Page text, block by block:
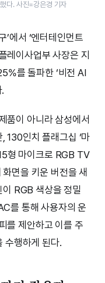
다. 사진=강은경 기자
’에서 ‘엔터테인먼트
레이사업부 사장은 지
를 돌파한 ‘비전 AI
품이 아니라 삼성에서
130인치 플래그십 ‘마
형 마이크로 RGB TV
면을 키운 버전을 새
RGB 색상을 정밀
를 통해 사용자의 운
를 제안하고 이를 주
수행하게 된다.